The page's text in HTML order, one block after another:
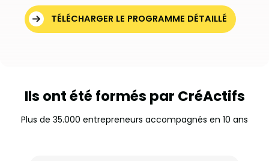
TÉLÉCHARGER LE PROGRAMME DÉTAILLÉ
Ils ont été formés par CréActifs
Plus de 35.000 entrepreneurs accompagnés en 10 ans